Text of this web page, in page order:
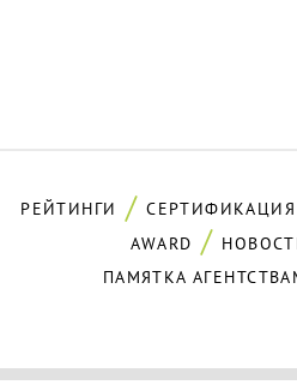
РЕЙТИНГИ СЕРТИФИКАЦИЯ
AWARD
ПАМЯТКА